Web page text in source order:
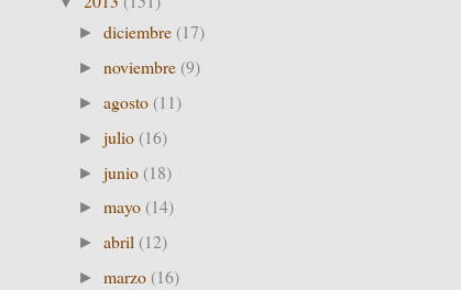
►diciembre (17)
►noviembre (9)
►agosto (11)
►julio (16)
►junio (18)
►mayo (14)
►abril (12)
►marzo (16)